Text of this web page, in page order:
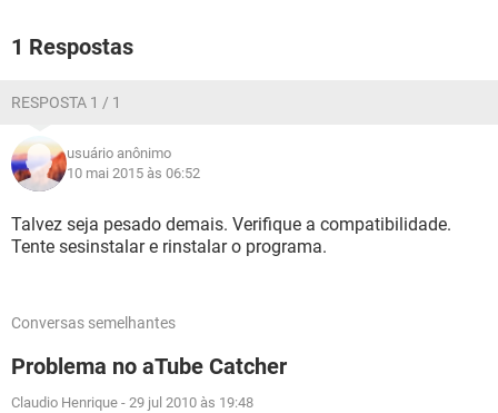
1 Respostas
RESPOSTA 1 / 1
usuário anônimo
10 mai 2015 às 06:52
Talvez seja pesado demais. Verifique a compatibilidade.
Tente sesinstalar e rinstalar o programa.
Conversas semelhantes
Problema no aTube Catcher
Claudio Henrique - 29 jul 2010 às 19:48